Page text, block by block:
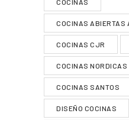
COCINAS
COCINAS ABIERTAS
COCINAS CJR
COCINAS NORDICAS
COCINAS SANTOS
DISEÑO COCINAS